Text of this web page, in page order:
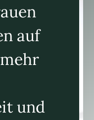
auf
und